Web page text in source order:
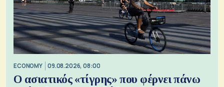
ECONOMY 09.08.2026, 08:00
Ο ασιατικός «τίγρης» που φέρνει πάνω